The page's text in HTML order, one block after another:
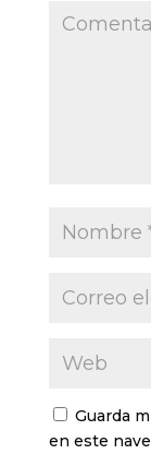
Guarda
en este